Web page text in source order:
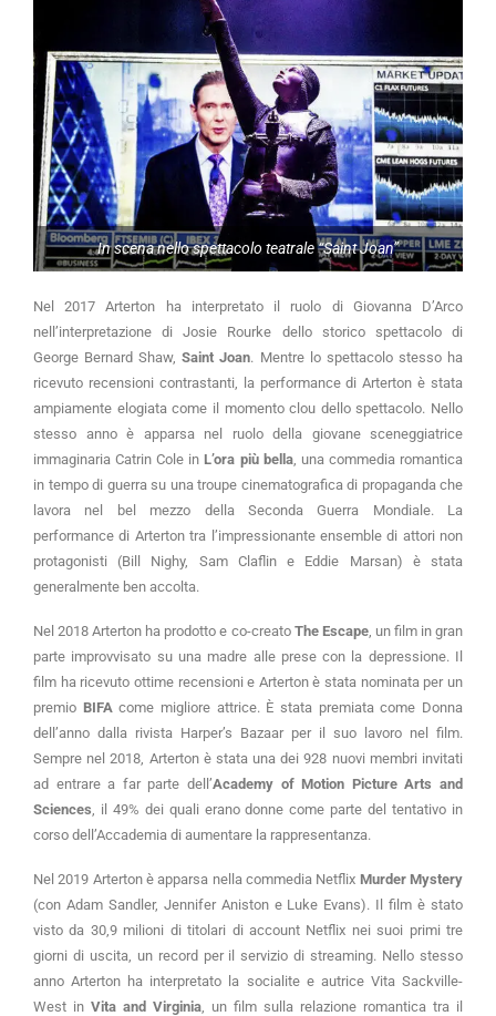
In scena nello spettacolo teatrale “Saint Joan”
Nel 2017 Arterton ha interpretato il ruolo di Giovanna D’Arco
nell’interpretazione di Josie Rourke dello storico spettacolo di
George Bernard Shaw,Saint Joan. Mentre lo spettacolo stesso ha
ricevuto recensioni contrastanti, la performance di Arterton è stata
ampiamente elogiata come il momento clou dello spettacolo. Nello
stesso anno è apparsa nel ruolo della giovane sceneggiatrice
immaginaria Catrin Cole in L’ora più bella, una commedia romantica
in tempo di guerra su una troupe cinematografica di propaganda che
lavora nel bel mezzo della Seconda Guerra Mondiale. La
performance di Arterton tra l’impressionante ensemble di attori non
protagonisti (Bill Nighy, Sam Claflin e Eddie Marsan) è stata
generalmente ben accolta.
Nel 2018 Arterton ha prodotto e co-creato The Escape, un film in gran
parte improvvisato su una madre alle prese con la depressione. Il
film ha ricevuto ottime recensioni e Arterton è stata nominata per un
premio BIFA come migliore attrice. È stata premiata come Donna
dell’anno dalla rivista Harper’s Bazaar per il suo lavoro nel film.
Sempre nel 2018, Arterton è stata una dei 928 nuovi membri invitati
ad entrare a far parte dell’Academy of Motion Picture Arts and
Sciences , il 49% dei quali erano donne come parte del tentativo in
corso dell’Accademia di aumentare la rappresentanza.
Nel 2019 Arterton è apparsa nella commedia Netflix Murder Mystery
(con Adam Sandler, Jennifer Aniston e Luke Evans). Il film è stato
visto da 30,9 milioni di titolari di account Netflix nei suoi primi tre
giorni di uscita, un record per il servizio di streaming. Nello stesso
anno Arterton ha interpretato la socialite e autrice Vita Sackville-
West in Vita and Virginia , un film sulla relazione romantica tra il